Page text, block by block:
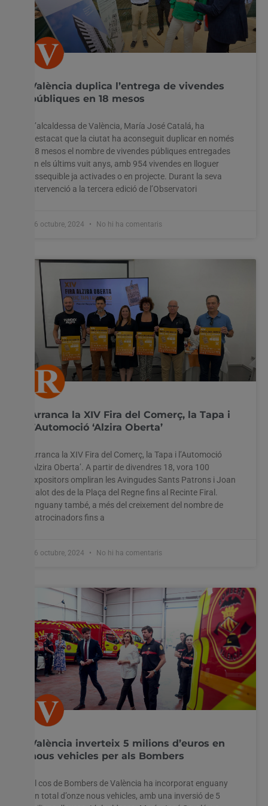
València duplica l’entrega de vivendes
públiques en 18 mesos
L’alcaldessa de València, María José Catalá, ha
destacat que la ciutat ha aconseguit duplicar en només
18 mesos el nombre de vivendes públiques entregades
en els últims vuit anys, amb 954 vivendes en lloguer
assequible ja activades o en projecte. Durant la seva
intervenció a la tercera edició de l’Observatori
16 octubre, 2024 No hi ha comentaris
Arranca la XIV Fira del Comerç, la Tapa i
l’Automoció ‘Alzira Oberta’
Arranca la XIV Fira del Comerç, la Tapa i l’Automoció
‘Alzira Oberta’. A partir de divendres 18, vora 100
expositors ompliran les Avingudes Sants Patrons i Joan
Calot des de la Plaça del Regne fins al Recinte Firal.
Enguany també, a més del creixement del nombre de
patrocinadors fins a
16 octubre, 2024 No hi ha comentaris
València inverteix 5 milions d’euros en
nous vehicles per als Bombers
El cos de Bombers de València ha incorporat enguany
un total d’onze nous vehicles, amb una inversió de 5
Utilitzem cookies al nostre lloc web per oferir-vos